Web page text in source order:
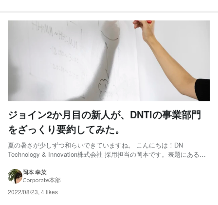
ジョイン2か月目の新人が、DNTIの事業部門
をざっくり要約してみた。
夏の暑さが少しずつ和らいできていますね。 こんにちは！DN
Technology & Innovation株式会社 採用担当の岡本です。表題にある通
更新担当になりました。不慣れでまだまだ手探りな部分もあります
が、これから皆さんにDNTIの魅...
岡本 幸菜
Corporate本部
2022/08/23, 4 likes